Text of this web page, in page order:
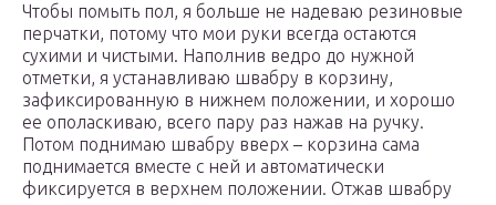
Чтобы помыть пол, я больше не надеваю резиновые
перчатки, потому что мои руки всегда остаются
сухими и чистыми. Наполнив ведро до нужной
отметки, я устанавливаю швабру в корзину,
зафиксированную в нижнем положении, и хорошо
ее ополаскиваю, всего пару раз нажав на ручку.
Потом поднимаю швабру вверх – корзина сама
поднимается вместе с ней и автоматически
фиксируется в верхнем положении. Отжав швабру